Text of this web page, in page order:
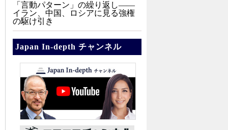
「言動パターン」の繰り返し――
イラン、中国、ロシアに見る強権
の駆け引き
Japan In-depth チャンネル